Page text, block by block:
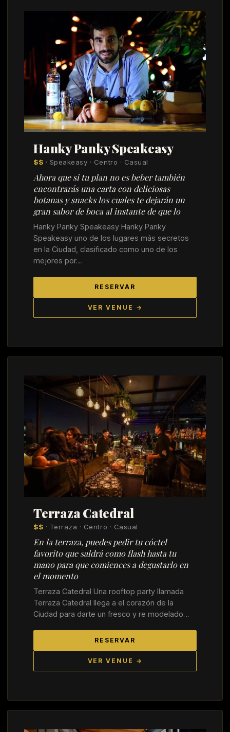
Hanky Panky Speakeasy
$$ · Speakeasy · Centro · Casual
Ahora que si tu plan no es beber también
encontrarás una carta con deliciosas
botanas y snacks los cuales te dejarán un
gran sabor de boca al instante de que lo
Hanky Panky Speakeasy Hanky Panky
Speakeasy uno de los lugares más secretos
en la Ciudad, clasificado como uno de los
mejores por…
RESERVAR
VER VENUE →
Terraza Catedral
$$ · Terraza · Centro · Casual
En la terraza, puedes pedir tu cóctel
favorito que saldrá como flash hasta tu
mano para que comiences a degustarlo en
el momento
Terraza Catedral Una rooftop party llamada
Terraza Catedral llega a el corazón de la
Ciudad para darte un fresco y re modelado…
RESERVAR
VER VENUE →